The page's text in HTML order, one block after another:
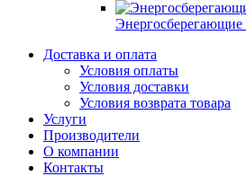
Доставка и оплата
Условия оплаты
Условия доставки
Условия возврата товара
Услуги
Производители
О компании
Контакты